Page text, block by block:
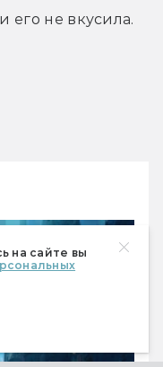
на сайте вы
его не вкусила.